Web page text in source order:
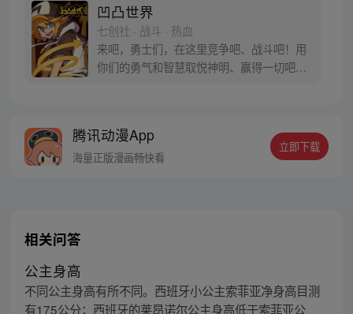
凹凸世界
七创社 · 战斗 · 热血
来吧，勇士们，在这里竞争吧、战斗吧！用
你们的勇气和智慧取悦神明、赢得一切吧！
腾讯动漫App
海量正版漫画畅快看
立即下载
相关问答
公主身高
不同公主身高有所不同。西班牙小公主索菲亚净身高目测
有175公分；西班牙的莱昂诺尔公主身高低于索菲亚公